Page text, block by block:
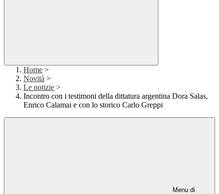
Home >
Novità >
Le notizie >
Incontro con i testimoni della dittatura argentina Dora Salas,
Enrico Calamai e con lo storico Carlo Greppi
Menu di